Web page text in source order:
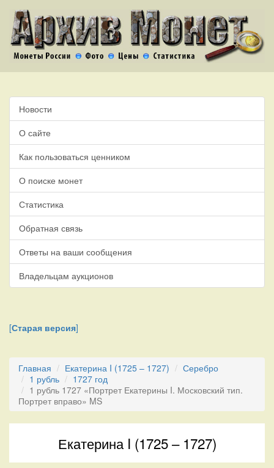
Новости
О сайте
Как пользоваться ценником
О поиске монет
Статистика
Обратная связь
Ответы на ваши сообщения
Владельцам аукционов
[Старая версия]
Главная Екатерина I (1725 – 1727)
Серебро
1 рубль
1727 год
1 рубль 1727 «Портрет Екатерины I. Московский тип.
Портрет вправо» MS
Екатерина I (1725 – 1727)